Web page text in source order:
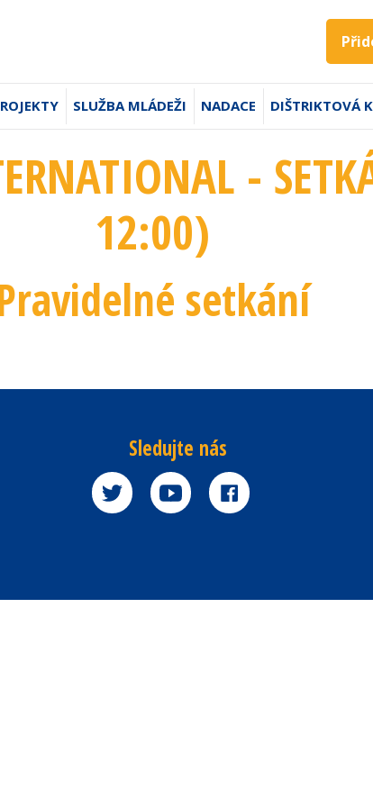
SLUŽBA MLÁDEŽI NADACE DIŠTRIKTOVÁ
-
12:00)
setkání
Sledujte nás